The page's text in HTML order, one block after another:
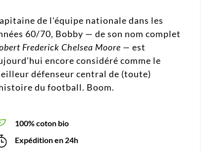
de l'équipe nationale dans les
60/70, Bobby — de son nom complet
Frederick Chelsea Moore — est
encore considéré comme le
défenseur central de (toute)
du football. Boom.
100% coton bio
Expédition en 24h